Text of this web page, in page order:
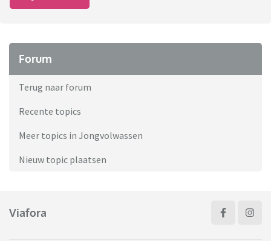
Forum
Terug naar forum
Recente topics
Meer topics in Jongvolwassen
Nieuw topic plaatsen
Viafora